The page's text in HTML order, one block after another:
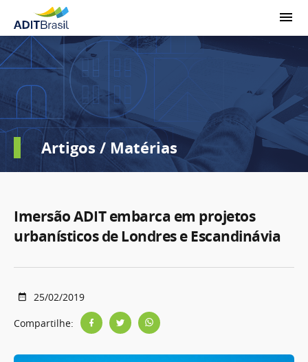
Artigos / Matérias
Imersão ADIT embarca em projetos
urbanísticos de Londres e Escandinávia
25/02/2019
Compartilhe: